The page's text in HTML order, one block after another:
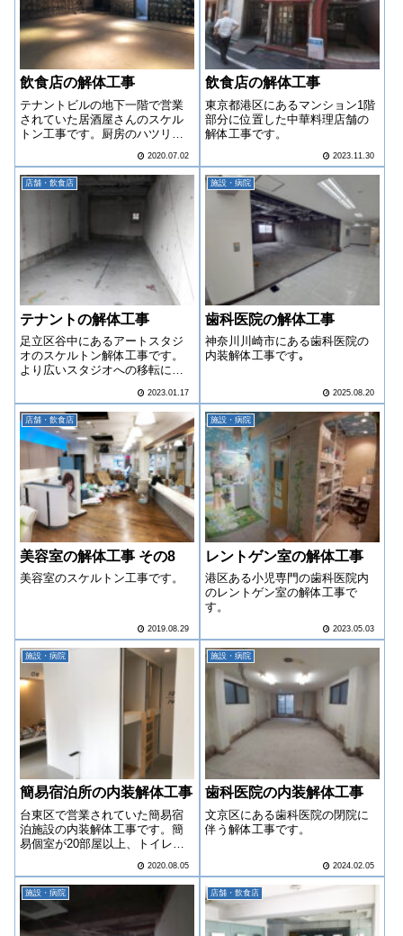
飲食店の解体工事
テナントビルの地下一階で営業
されていた居酒屋さんのスケル
トン工事です。厨房のハツリも
2020.07.02
飲食店の解体工事
東京都港区にあるマンション1階
部分に位置した中華料理店舗の
解体工事です。
2023.11.30
店舗・飲食店
テナントの解体工事
足立区谷中にあるアートスタジ
オのスケルトン解体工事です。
より広いスタジオへの移転に伴
いるテナント返却のため御依頼
いただきました。
2023.01.17
施設・病院
歯科医院の解体工事
神奈川川崎市にある歯科医院の
内装解体工事です｡
2025.08.20
店舗・飲食店
美容室の解体工事 その8
美容室のスケルトン工事です。
2019.08.29
施設・病院
レントゲン室の解体工事
港区ある小児専門の歯科医院内
のレントゲン室の解体工事で
す。
2023.05.03
施設・病院
簡易宿泊所の内装解体工事
台東区で営業されていた簡易宿
泊施設の内装解体工事です。簡
易個室が20部屋以上、トイレと
中々のボリュームでしたが工期
内に納めることが出来ました。
2020.08.05
施設・病院
歯科医院の内装解体工事
文京区にある歯科医院の閉院に
伴う解体工事です。
2024.02.05
施設・病院 店舗・飲食店